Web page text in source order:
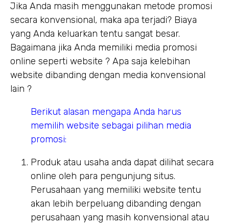
Jika Anda masih menggunakan metode promosi
secara konvensional, maka apa terjadi? Biaya
yang Anda keluarkan tentu sangat besar.
Bagaimana jika Anda memiliki media promosi
online seperti website ? Apa saja kelebihan
website dibanding dengan media konvensional
lain ?
Berikut alasan mengapa Anda harus
memilih website sebagai pilihan media
promosi:
Produk atau usaha anda dapat dilihat secara
online oleh para pengunjung situs.
Perusahaan yang memiliki website tentu
akan lebih berpeluang dibanding dengan
perusahaan yang masih konvensional atau